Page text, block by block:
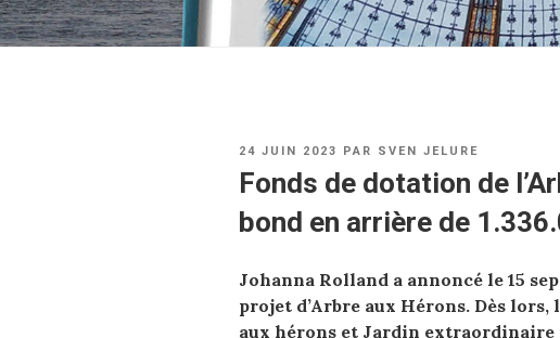
PUBLIÉ
24 JUIN 2023 PAR SVEN JELURE
Fonds de dotation de
bond en arrière de
Johanna Rolland a annoncé le 15
projet d’Arbre aux Hérons. Dès
aux hérons et Jardin extraordinaire